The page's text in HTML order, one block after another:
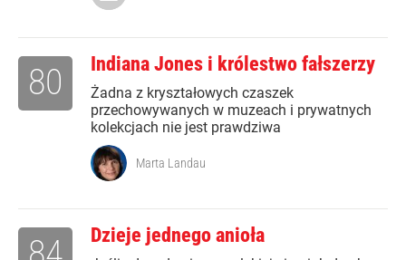
Indiana Jones i królestwo fałszerzy
Żadna z kryształowych czaszek
przechowywanych w muzeach i prywatnych
kolekcjach nie jest prawdziwa
80
Marta Landau
Dzieje jednego anioła